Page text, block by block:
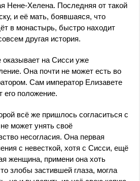
Нене-Хелена. Последняя от такой
и её мать, боявшаяся, что
в монастырь, быстро находит
другая история.
на Сисси уже
Она почти не может есть во
Сам император Елизавете
его положение.
всё же пришлось согласиться с
может унять своё
несогласия. Она первая
с невесткой, хотя с Сисси, ещё
женщина, примени она хоть
злобы застившей глаза, могла